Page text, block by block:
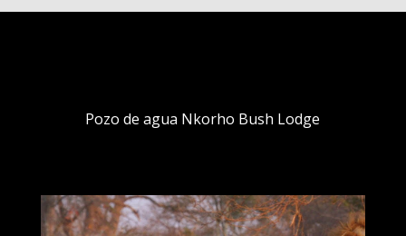
Pozo de agua Nkorho Bush Lodge